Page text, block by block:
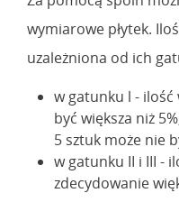
wymiarowe płytek.
uzależniona od ich
w gatunku l - ilość
być większa niż
5 sztuk może nie
w gatunku II i III -
zdecydowanie